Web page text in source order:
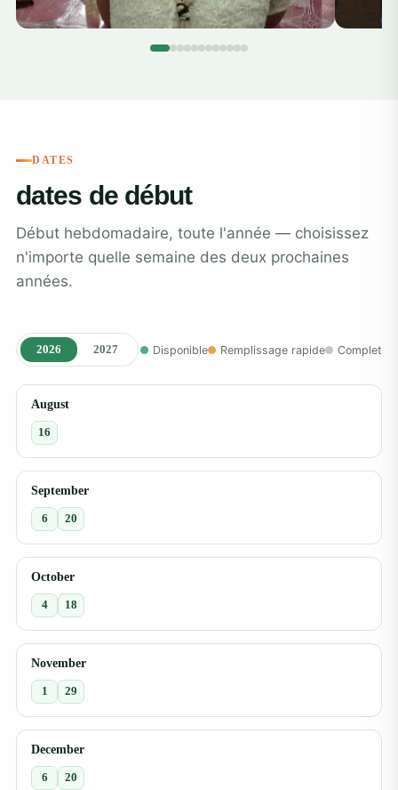
DATES
dates de début
Début hebdomadaire, toute l'année — choisissez
n'importe quelle semaine des deux prochaines
années.
2026 2027 Disponible Remplissage rapide Complet
August
16
September
6 20
October
4 18
November
1 29
December
6 20